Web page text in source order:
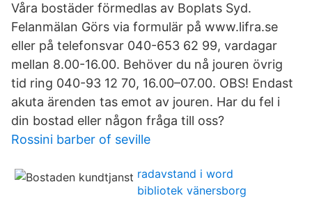
Våra bostäder förmedlas av Boplats Syd.
Felanmälan Görs via formulär på www.lifra.se
eller på telefonsvar 040-653 62 99, vardagar
mellan 8.00-16.00. Behöver du nå jouren övrig
tid ring 040-93 12 70, 16.00–07.00. OBS! Endast
akuta ärenden tas emot av jouren. Har du fel i
din bostad eller någon fråga till oss?
Rossini barber of seville
radavstand i word
bibliotek vänersborg